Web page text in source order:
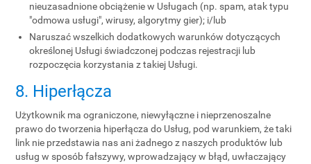
nieuzasadnione obciążenie w Usługach (np. spam, atak typu
"odmowa usługi", wirusy, algorytmy gier); i/lub
Naruszać wszelkich dodatkowych warunków dotyczących
określonej Usługi świadczonej podczas rejestracji lub
rozpoczęcia korzystania z takiej Usługi.
8. Hiperłącza
Użytkownik ma ograniczone, niewyłączne i nieprzenoszalne
prawo do tworzenia hiperłącza do Usług, pod warunkiem, że taki
link nie przedstawia nas ani żadnego z naszych produktów lub
usług w sposób fałszywy, wprowadzający w błąd, uwłaczający